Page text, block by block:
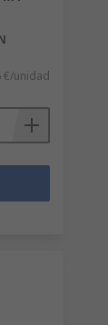
€/unidad